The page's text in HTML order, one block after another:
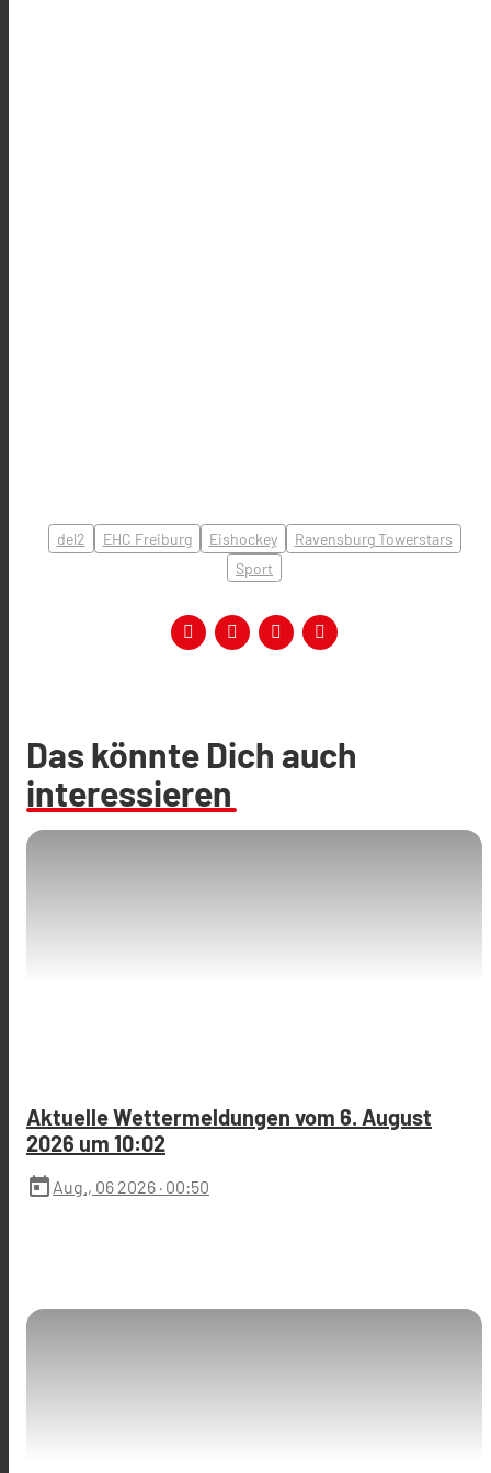
del2 EHC Freiburg Eishockey
Ravensburg Towerstars
Sport
Das könnte Dich auch
interessieren
Aktuelle Wettermeldungen vom 6. August
2026 um 10:02
today Aug., 06 2026 · 00:50